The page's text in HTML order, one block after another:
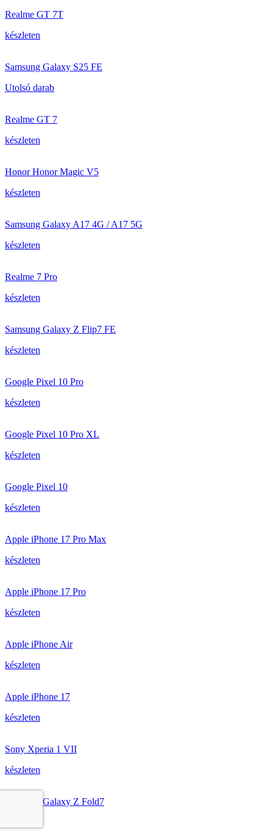
Realme GT 7T
készleten
Samsung Galaxy S25 FE
Utolsó darab
Realme GT 7
készleten
Honor Honor Magic V5
készleten
Samsung Galaxy A17 4G / A17 5G
készleten
Realme 7 Pro
készleten
Samsung Galaxy Z Flip7 FE
készleten
Google Pixel 10 Pro
készleten
Google Pixel 10 Pro XL
készleten
Google Pixel 10
készleten
Apple iPhone 17 Pro Max
készleten
Apple iPhone 17 Pro
készleten
Apple iPhone Air
készleten
Apple iPhone 17
készleten
Sony Xperia 1 VII
készleten
Samsung Galaxy Z Fold7